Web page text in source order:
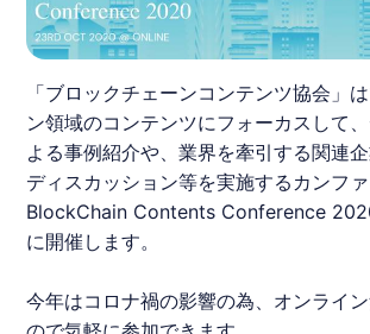
「ブロックチェーンコンテンツ協会」
ン領域のコンテンツにフォーカスして
よる事例紹介や、業界を牽引する関連
ディスカッション等を実施するカンフ
BlockChain Contents Conference
に開催します。
今年はコロナ禍の影響の為、オンライ